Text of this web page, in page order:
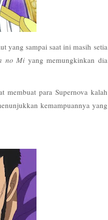
yang sampai saat ini masih setia
no Mi yang memungkinkan dia
membuat para Supernova kalah
kemampuannya yang